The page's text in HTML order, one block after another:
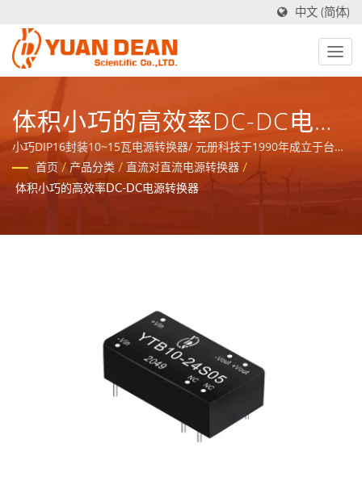
中文 (简体)
体积小巧的高效率DC-DC电源
转换器
小巧DIP16封装10~15瓦电源转换器/ 元册科技于1990年成立于台湾
台南，工厂禾茂电子则在1995年成立于中国厦门，我们是业界领先
的电源与磁性元件制造商并且拥有ISO 9001、ISO 14001和
首页 / 产品分类 / 直流对直流电源转换器 /
体积小巧的高效率DC-DC电源转换器